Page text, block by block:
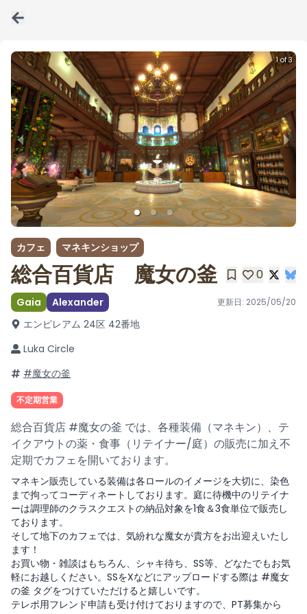
1 of 3
カフェ マネキンショップ
総合百貨店 魔女の釜 0
Gaia Alexander 更新日: 2025/05/20
エンピレアム 24区 42番地
Luka Circle
#魔女の釜
不定期営業
総合百貨店 #魔女の釜 では、各種装備（マネキン）、テ
イクアウトの薬・食事（リテイナー/庭）の販売に加え不
定期でカフェを開いております。
マネキン販売している装備は各ロールのイメージを大切に、染色
まで拘ってコーディネートしております。庭に待機中のリテイナ
ーは調理師のクラスクエストの納品対象を1食＆3食単位で販売し
ております。
そして地下のカフェでは、気紛れな魔女が貴方をお出迎えいたし
ます！
お買い物・雑談はもちろん、シャキ待ち、SS等、どなたでもお気
軽にお越しください。SSをXなどにアップロードする際は #魔女
の釜 タグをつけていただけると嬉しいです。
テレポ用フレンド申請も受け付けておりますので、PT募集から